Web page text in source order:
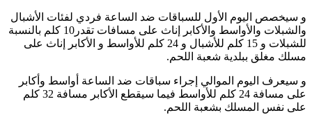
و سيخصص اليوم الأول للسباقات ضد الساعة فردي لفئات الأشبال
والشبلات والأواسط والأكابر إناث على مسافات تقدر10 كلم بالنسبة
للشبلات و 15 كلم للأشبال و 24 كلم للأواسط و الأكابر إناث على
مسلك مغلق ببلدية شعبة اللحم.
و سيعرف اليوم الموالي إجراء سباقات ضد الساعة أواسط وأكابر
على مسافة 24 كلم للأواسط فيما سيقطع الأكابر مسافة 32 كلم
على نفس المسلك بشعبة اللحم.